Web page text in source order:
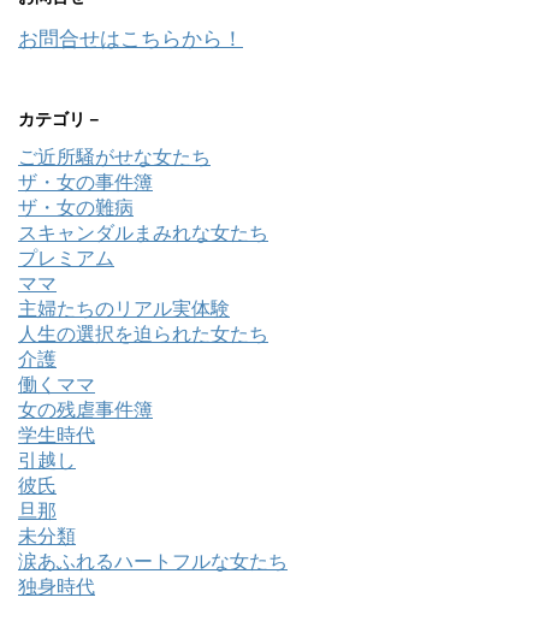
お問合せはこちらから！
カテゴリ－
ご近所騒がせな女たち
ザ・女の事件簿
ザ・女の難病
スキャンダルまみれな女たち
プレミアム
ママ
主婦たちのリアル実体験
人生の選択を迫られた女たち
介護
働くママ
女の残虐事件簿
学生時代
引越し
彼氏
旦那
未分類
涙あふれるハートフルな女たち
独身時代